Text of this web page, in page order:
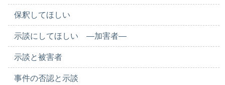
保釈してほしい
示談にしてほしい ―加害者―
示談と被害者
事件の否認と示談